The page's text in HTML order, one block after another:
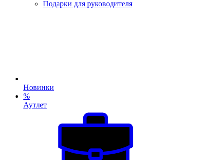
Подарки для руководителя
Новинки
%
Аутлет